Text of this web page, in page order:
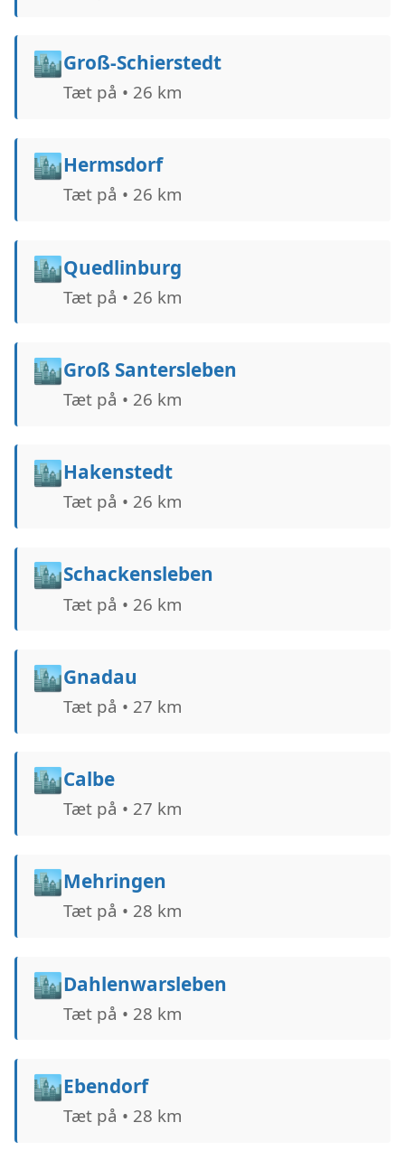
🏙️Groß-Schierstedt
Tæt på • 26 km
🏙️Hermsdorf
Tæt på • 26 km
🏙️Quedlinburg
Tæt på • 26 km
🏙️Groß Santersleben
Tæt på • 26 km
🏙️Hakenstedt
Tæt på • 26 km
🏙️Schackensleben
Tæt på • 26 km
🏙️Gnadau
Tæt på • 27 km
🏙️Calbe
Tæt på • 27 km
🏙️Mehringen
Tæt på • 28 km
🏙️Dahlenwarsleben
Tæt på • 28 km
🏙️Ebendorf
Tæt på • 28 km